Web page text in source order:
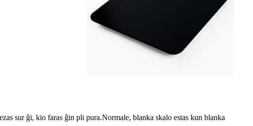
sur ĝi, kio faras ĝin pli pura.Normale, blanka skalo estas kun blanka